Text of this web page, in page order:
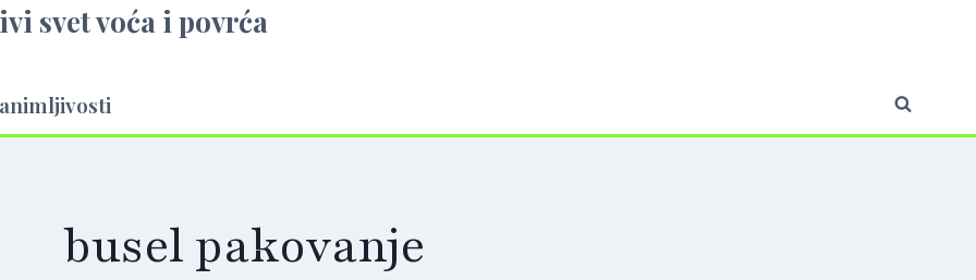
svet voća i povrća
busel pakovanje